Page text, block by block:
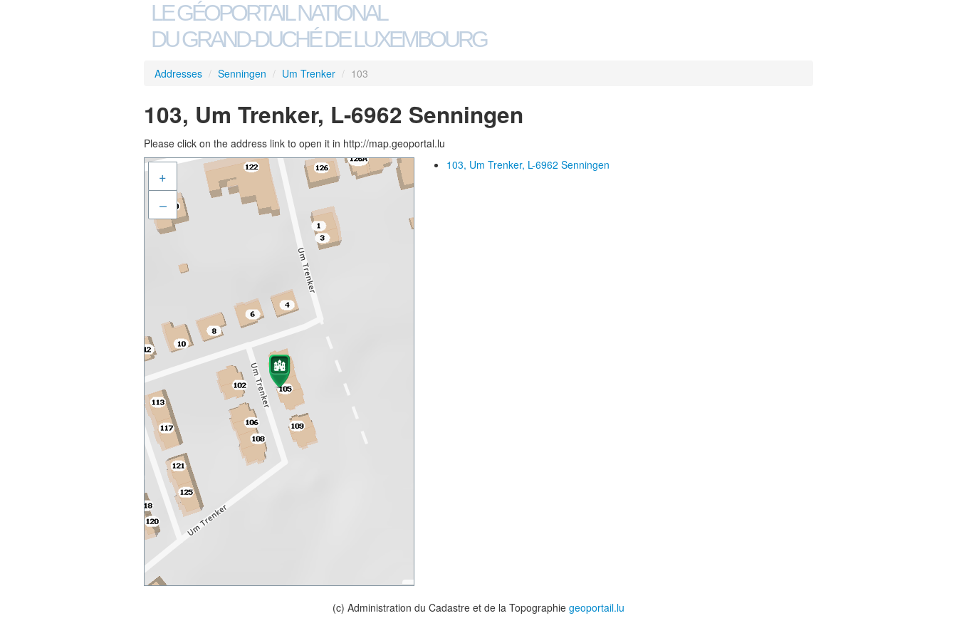
LE GÉOPORTAIL NATIONAL
DU GRAND-DUCHÉ DE LUXEMBOURG
Addresses / Senningen / Um Trenker / 103
103, Um Trenker, L-6962 Senningen
Please click on the address link to open it in http://map.geoportal.lu
+
–
103, Um Trenker, L-6962 Senningen
(c) Administration du Cadastre et de la Topographie geoportail.lu